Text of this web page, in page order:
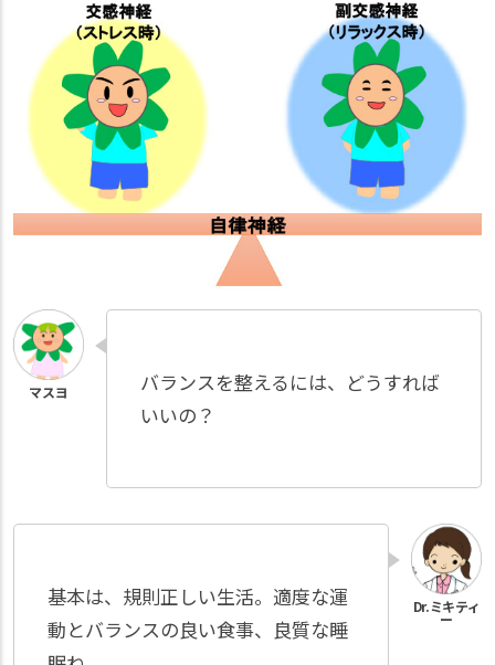
バランスを整えるには、どうすれば
いいの？
基本は、規則正しい生活。適度な運
動とバランスの良い食事、良質な睡